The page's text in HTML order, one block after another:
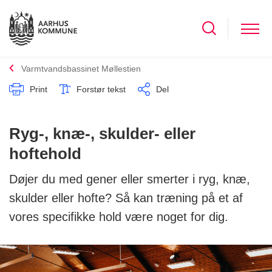
Varmtvandsbassinet Møllestien
Print Forstør tekst Del
Ryg-, knæ-, skulder- eller
hoftehold
Døjer du med gener eller smerter i ryg, knæ,
skulder eller hofte? Så kan træning på et af
vores specifikke hold være noget for dig.